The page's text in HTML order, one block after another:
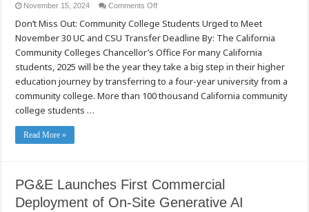
November 15, 2024 Comments Offon
Community
Colleges
Transfer
Don’t Miss Out: Community College Students Urged to Meet
November 30 UC and CSU Transfer Deadline By: The California
Community Colleges Chancellor’s Office For many California
students, 2025 will be the year they take a big step in their higher
education journey by transferring to a four-year university from a
community college. More than 100 thousand California community
college students …
Read More »
PG&E Launches First Commercial
Deployment of On-Site Generative AI